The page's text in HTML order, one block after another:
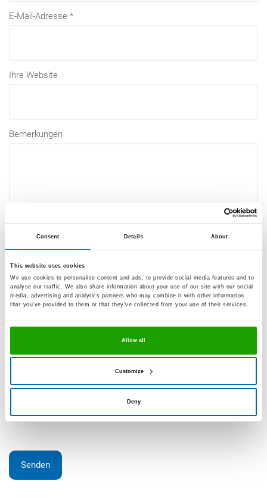
Consent Details About
This website uses cookies
We use cookies to personalise content and ads, to provide social media features and to
analyse our traffic. We also share information about your use of our site with our social
media, advertising and analytics partners who may combine it with other information
that you’ve provided to them or that they’ve collected from your use of their services.
Allow all
Customize
Deny
E-Mail-Adresse
Ihre Website
Bemerkungen
Mit der Verarbeitung meiner angegebenen Daten zum
Zweck der Bearbeitung meiner Anfrage bin ich
einverstanden. Mir ist bekannt, dass ich diese Einwilligung
Datenschutzerklärung
Senden